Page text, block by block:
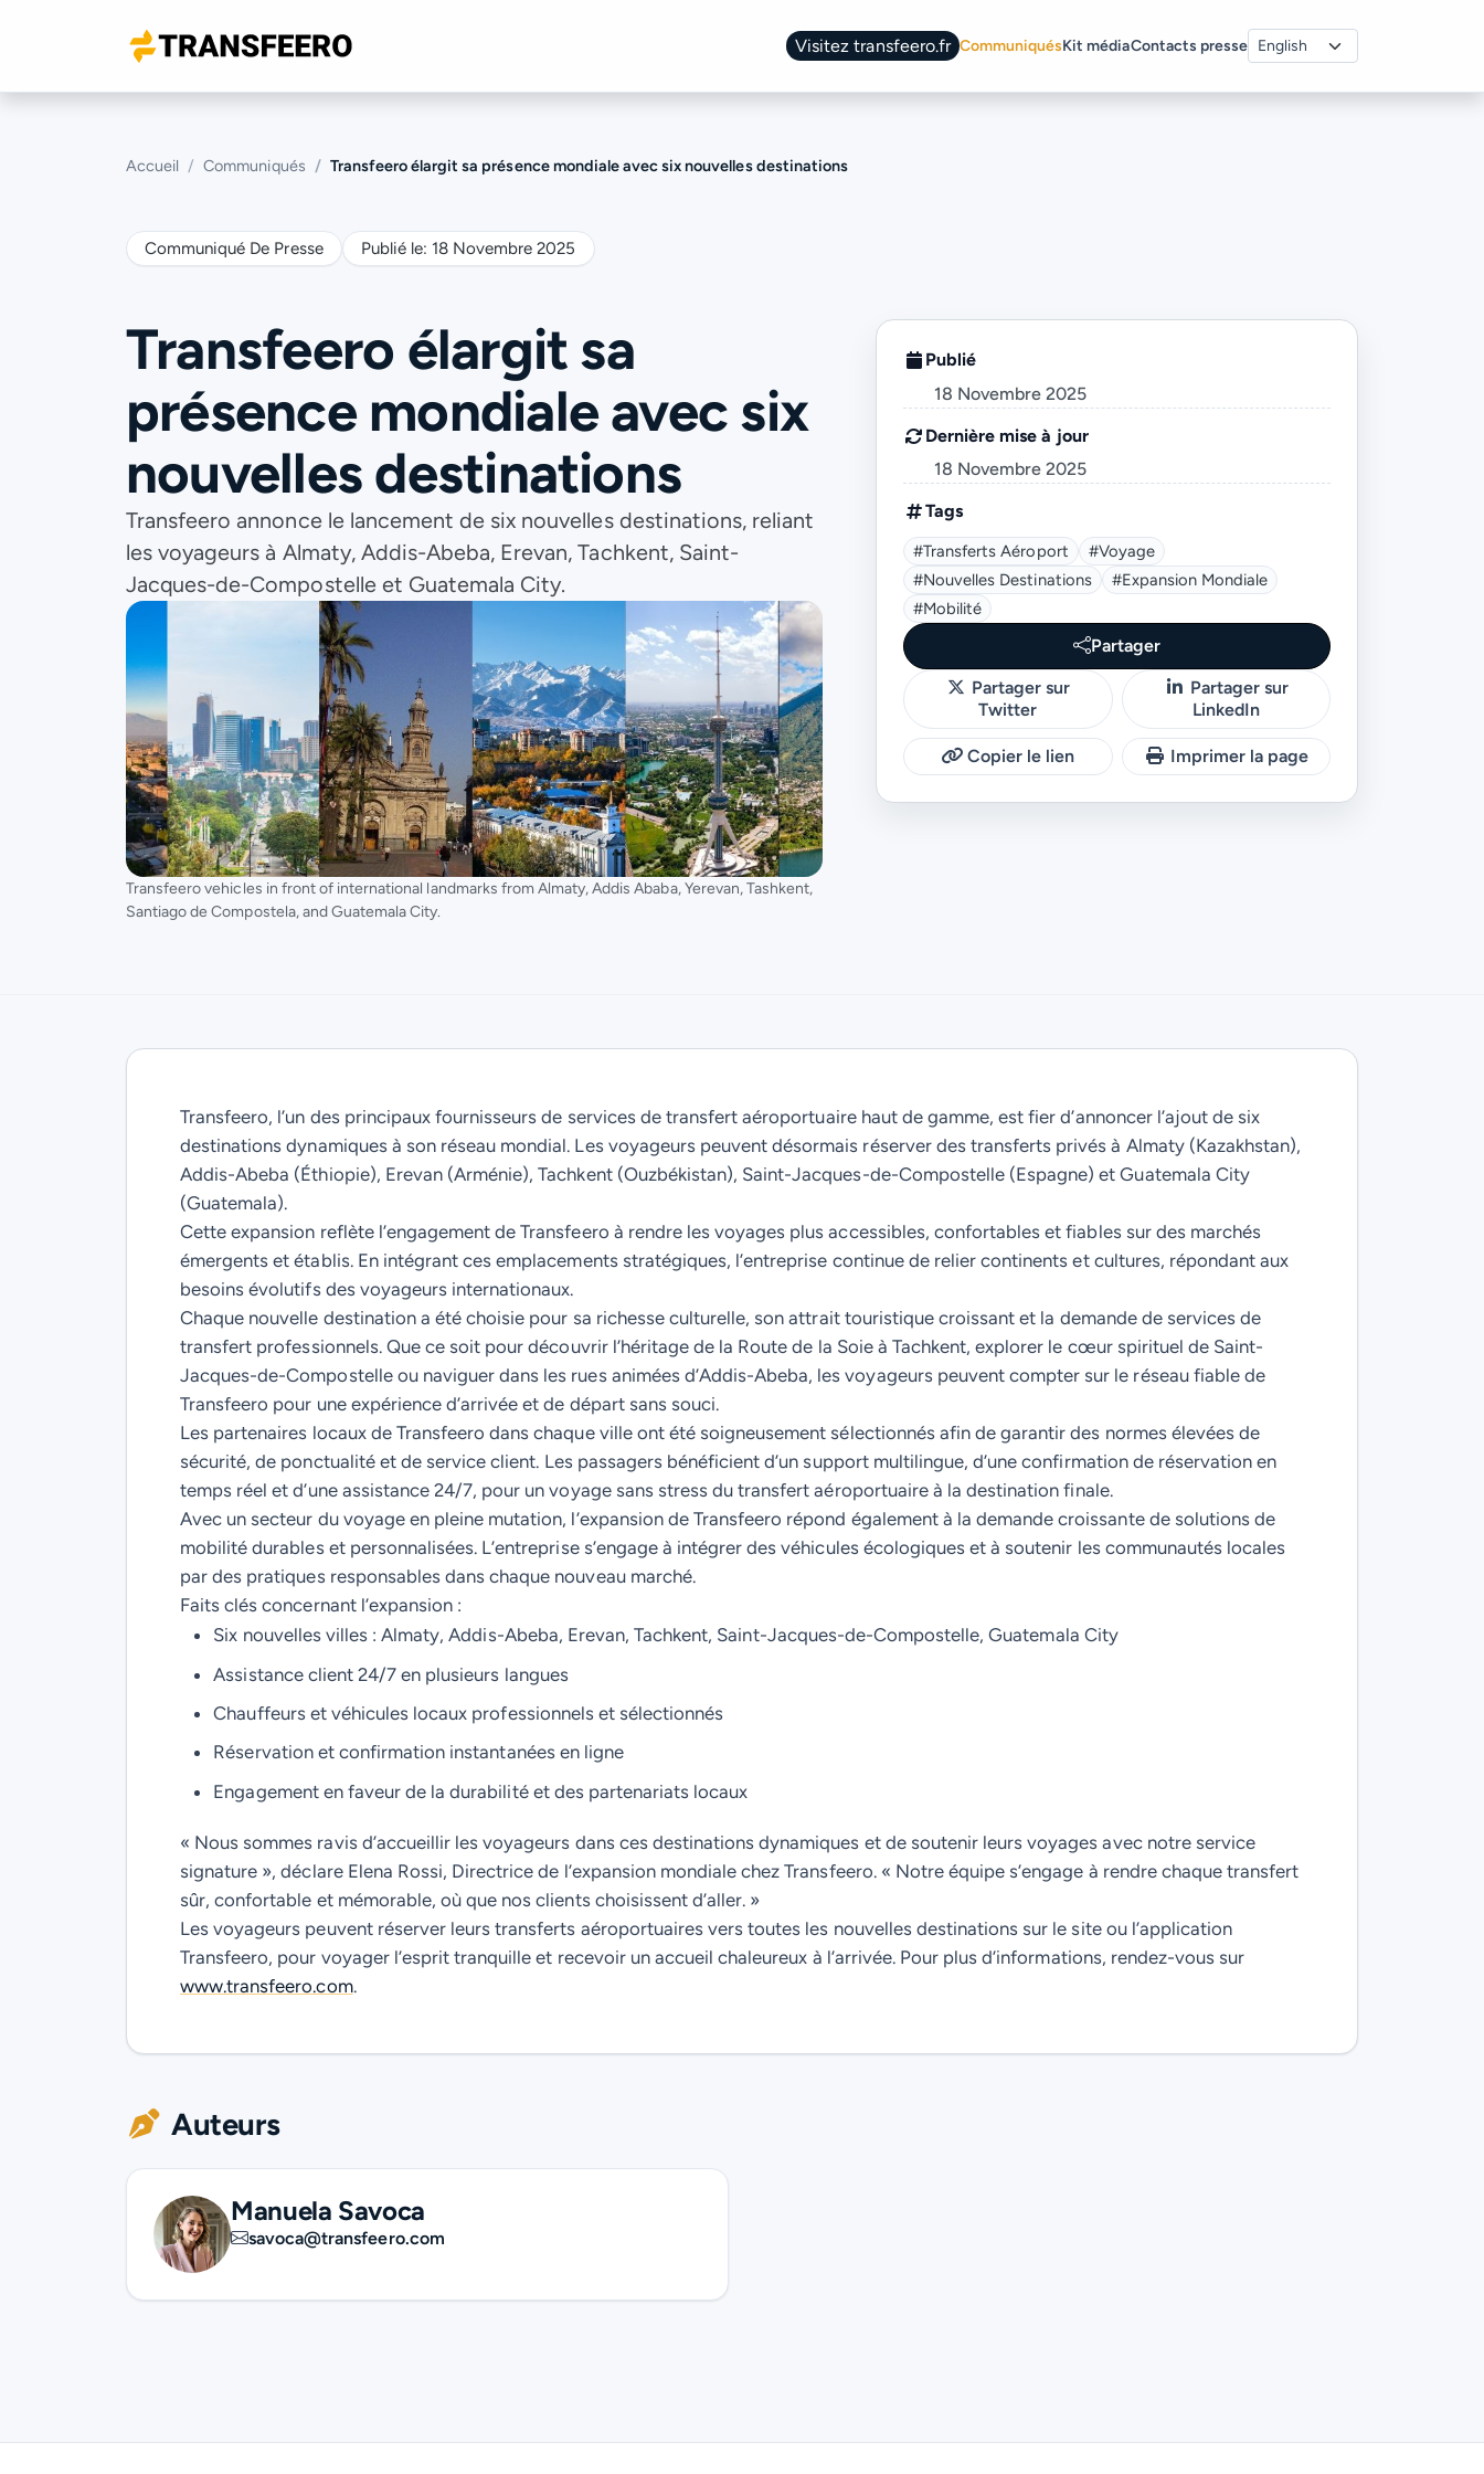
Visitez transfeero.fr CommuniquésKit médiaContacts presse
Change language
Accueil Communiqués Transfeero élargit sa présence mondiale avec six nouvelles destinations
Communiqué De Presse Publié le: 18 Novembre 2025
Transfeero élargit sa
présence mondiale avec six
nouvelles destinations
Transfeero annonce le lancement de six nouvelles destinations, reliant
les voyageurs à Almaty, Addis-Abeba, Erevan, Tachkent, Saint-
Jacques-de-Compostelle et Guatemala City.
Transfeero vehicles in front of international landmarks from Almaty, Addis Ababa, Yerevan, Tashkent,
Santiago de Compostela, and Guatemala City.
Publié
18 Novembre 2025
Dernière mise à jour
18 Novembre 2025
Tags
#transferts Aéroport
#voyage
#nouvelles Destinations
#expansion Mondiale
#mobilité
Partager
Partager sur
Twitter
Partager sur
LinkedIn
Copier le lien Imprimer la page
Transfeero, l’un des principaux fournisseurs de services de transfert aéroportuaire haut de gamme, est fier d’annoncer l’ajout de six
destinations dynamiques à son réseau mondial. Les voyageurs peuvent désormais réserver des transferts privés à Almaty (Kazakhstan),
Addis-Abeba (Éthiopie), Erevan (Arménie), Tachkent (Ouzbékistan), Saint-Jacques-de-Compostelle (Espagne) et Guatemala City
(Guatemala).
Cette expansion reflète l’engagement de Transfeero à rendre les voyages plus accessibles, confortables et fiables sur des marchés
émergents et établis. En intégrant ces emplacements stratégiques, l’entreprise continue de relier continents et cultures, répondant aux
besoins évolutifs des voyageurs internationaux.
Chaque nouvelle destination a été choisie pour sa richesse culturelle, son attrait touristique croissant et la demande de services de
transfert professionnels. Que ce soit pour découvrir l’héritage de la Route de la Soie à Tachkent, explorer le cœur spirituel de Saint-
Jacques-de-Compostelle ou naviguer dans les rues animées d’Addis-Abeba, les voyageurs peuvent compter sur le réseau fiable de
Transfeero pour une expérience d’arrivée et de départ sans souci.
Les partenaires locaux de Transfeero dans chaque ville ont été soigneusement sélectionnés afin de garantir des normes élevées de
sécurité, de ponctualité et de service client. Les passagers bénéficient d’un support multilingue, d’une confirmation de réservation en
temps réel et d’une assistance 24/7, pour un voyage sans stress du transfert aéroportuaire à la destination finale.
Avec un secteur du voyage en pleine mutation, l’expansion de Transfeero répond également à la demande croissante de solutions de
mobilité durables et personnalisées. L’entreprise s’engage à intégrer des véhicules écologiques et à soutenir les communautés locales
par des pratiques responsables dans chaque nouveau marché.
Faits clés concernant l’expansion :
Six nouvelles villes : Almaty, Addis-Abeba, Erevan, Tachkent, Saint-Jacques-de-Compostelle, Guatemala City
Assistance client 24/7 en plusieurs langues
Chauffeurs et véhicules locaux professionnels et sélectionnés
Réservation et confirmation instantanées en ligne
Engagement en faveur de la durabilité et des partenariats locaux
« Nous sommes ravis d’accueillir les voyageurs dans ces destinations dynamiques et de soutenir leurs voyages avec notre service
signature », déclare Elena Rossi, Directrice de l’expansion mondiale chez Transfeero. « Notre équipe s’engage à rendre chaque transfert
sûr, confortable et mémorable, où que nos clients choisissent d’aller. »
Les voyageurs peuvent réserver leurs transferts aéroportuaires vers toutes les nouvelles destinations sur le site ou l’application
Transfeero, pour voyager l’esprit tranquille et recevoir un accueil chaleureux à l’arrivée. Pour plus d’informations, rendez-vous sur
www.transfeero.com.
Auteurs
Manuela Savoca
savoca@transfeero.com